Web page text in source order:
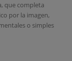
que completa
por la imagen,
o simples